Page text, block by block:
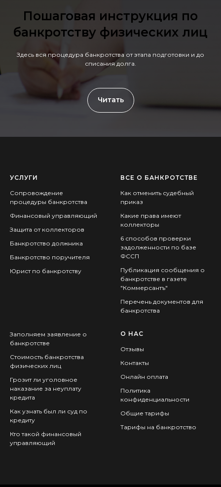
Пошаговая инструкция по
банкротству физических лиц
Здесь вся процедура банкротства от этапа подготовки и до
списания долга.
Читать
УСЛУГИ
Сопровождение
процедуры банкротства
Финансовый управляющий
Защита от коллекторов
Банкротство должника
Банкротство поручителя
Юрист по банкротству
ВСЕ О БАНКРОТСТВЕ
Как отменить судебный
приказ
Какие права имеют
коллекторы
6 способов проверки
задолженности по базе
ФССП
Публикация сообщения о
банкротстве в газете
"Коммерсантъ"
Перечень документов для
банкротства
Заполняем заявление о
банкротстве
Стоимость банкротства
физических лиц
Грозит ли уголовное
наказание за неуплату
кредита
Как узнать был ли суд по
кредиту
Кто такой финансовый
управляющий
О НАС
Отзывы
Контакты
Онлайн оплата
Политика
конфиденциальности
Общие тарифы
Тарифы на банкротство